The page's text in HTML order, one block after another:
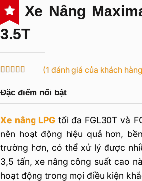
Xe Nâng
3.5T
trênđánh
giá
(1 đánh giá của khách
Đặc điểm nổi bật
Xe nâng LPG tối đa FGL30T và
nên hoạt động hiệu quả hơn,
trường hơn, có thể xử lý được
3,5 tấn, xe nâng công suất cao
hoạt động trong mọi điều kiện